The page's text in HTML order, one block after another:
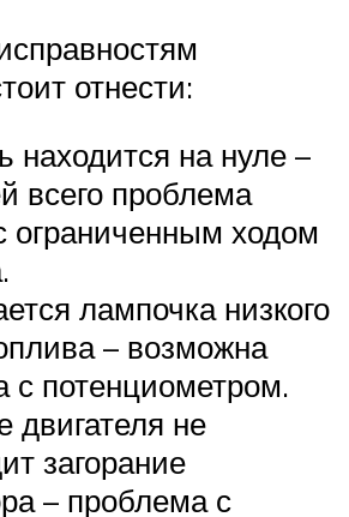
отнести:
находится на нуле –
всего проблема
ограниченным ходом
лампочка низкого
– возможна
с потенциометром.
двигателя не
загорание
– проблема с